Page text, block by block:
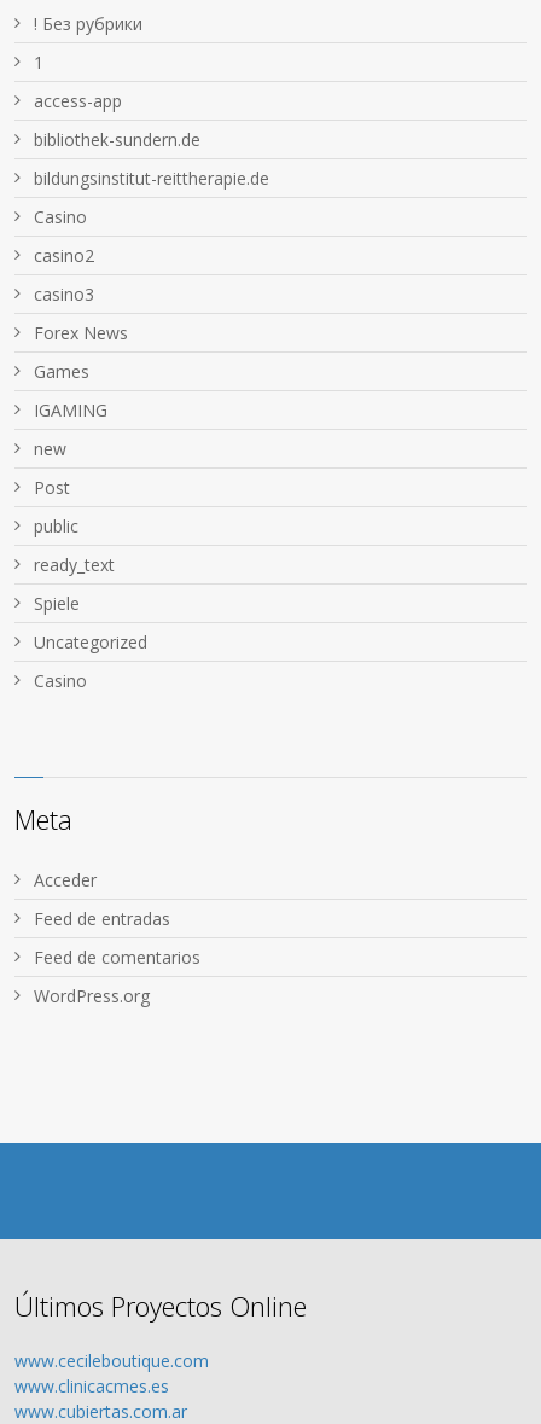
! Без рубрики
1
access-app
bibliothek-sundern.de
bildungsinstitut-reittherapie.de
Casino
casino2
casino3
Forex News
Games
IGAMING
new
Post
public
ready_text
Spiele
Uncategorized
Сasino
Meta
Acceder
Feed de entradas
Feed de comentarios
WordPress.org
Últimos Proyectos Online
www.cecileboutique.com
www.clinicacmes.es
www.cubiertas.com.ar